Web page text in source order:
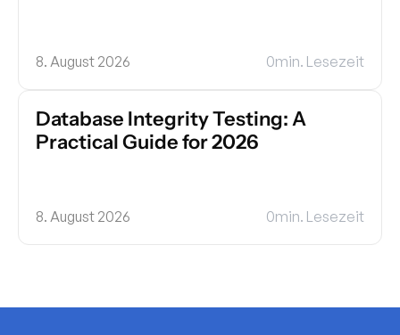
8. August 2026 0min. Lesezeit
Database Integrity Testing: A
Practical Guide for 2026
8. August 2026 0min. Lesezeit